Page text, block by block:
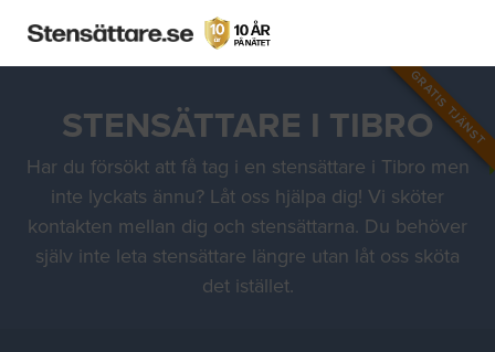
GRATIS TJÄNST
STENSÄTTARE I TIBRO
Har du försökt att få tag i en stensättare i Tibro men
inte lyckats ännu? Låt oss hjälpa dig! Vi sköter
kontakten mellan dig och stensättarna. Du behöver
själv inte leta stensättare längre utan låt oss sköta
det istället.